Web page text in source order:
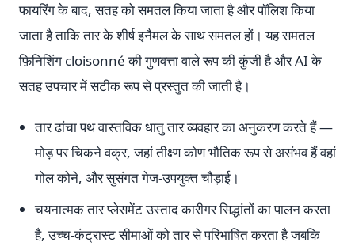
फायरिंग के बाद, सतह को समतल किया जाता है और पॉलिश किया
जाता है ताकि तार के शीर्ष इनैमल के साथ समतल हों। यह समतल
फ़िनिशिंग cloisonné की गुणवत्ता वाले रूप की कुंजी है और AI के
सतह उपचार में सटीक रूप से प्रस्तुत की जाती है।
तार ढांचा पथ वास्तविक धातु तार व्यवहार का अनुकरण करते हैं —
मोड़ पर चिकने वक्र, जहां तीक्ष्ण कोण भौतिक रूप से असंभव हैं वहां
गोल कोने, और सुसंगत गेज-उपयुक्त चौड़ाई।
चयनात्मक तार प्लेसमेंट उस्ताद कारीगर सिद्धांतों का पालन करता
है, उच्च-कंट्रास्ट सीमाओं को तार से परिभाषित करता है जबकि